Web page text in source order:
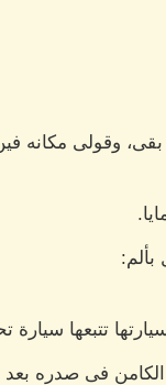
وقولى مكانه
سيارتها تتبعها
فى صدره بعد